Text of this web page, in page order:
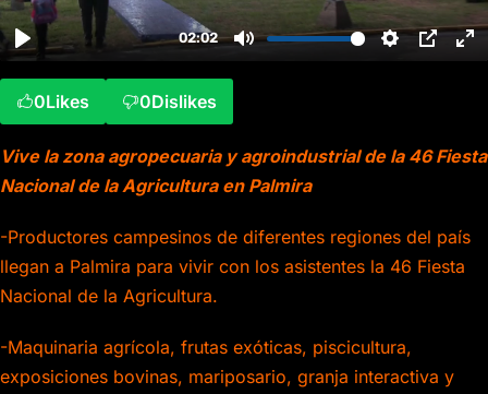
0Likes 0Dislikes
Vive la zona agropecuaria y agroindustrial de la 46 Fiesta
Nacional de la Agricultura en Palmira
-Productores campesinos de diferentes regiones del país
llegan a Palmira para vivir con los asistentes la 46 Fiesta
Nacional de la Agricultura.
-Maquinaria agrícola, frutas exóticas, piscicultura,
exposiciones bovinas, mariposario, granja interactiva y